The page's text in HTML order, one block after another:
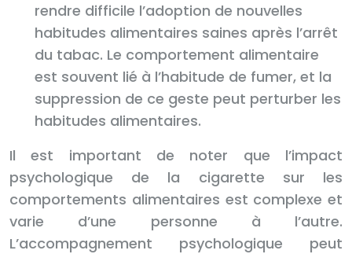
rendre difficile l’adoption de nouvelles
habitudes alimentaires saines après l’arrêt
du tabac. Le comportement alimentaire
est souvent lié à l’habitude de fumer, et la
suppression de ce geste peut perturber les
habitudes alimentaires.
Il est important de noter que l’impact
psychologique de la cigarette sur les
comportements alimentaires est complexe et
varie d’une personne à l’autre.
L’accompagnement psychologique peut